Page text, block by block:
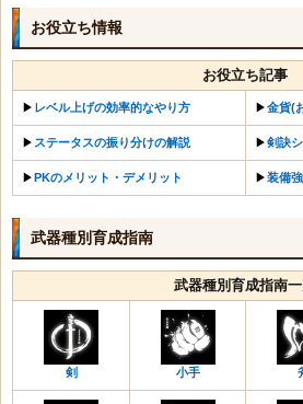
お役立ち情報
お役立ち記事
▶︎ レベル上げの効率的なやり方 ▶︎金貨(
▶︎ ステータスの振り分けの解説 ▶︎剣訣
▶︎PKのメリット・デメリット ▶︎装備
武器種別育成指南
武器種別育成指南
剣 小手